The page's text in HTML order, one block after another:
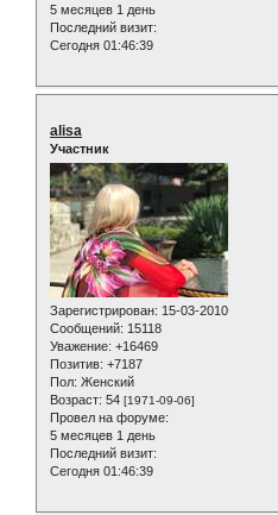
5 месяцев 1 день
Последний визит:
Сегодня 01:46:39
alisa
Участник
Зарегистрирован: 15-03-2010
Сообщений: 15118
Уважение: +16469
Позитив: +7187
Пол: Женский
Возраст: 54 [1971-09-06]
Провел на форуме:
5 месяцев 1 день
Последний визит:
Сегодня 01:46:39